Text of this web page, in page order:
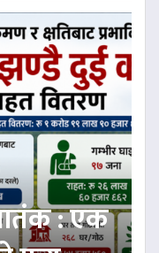
आतंक : एक